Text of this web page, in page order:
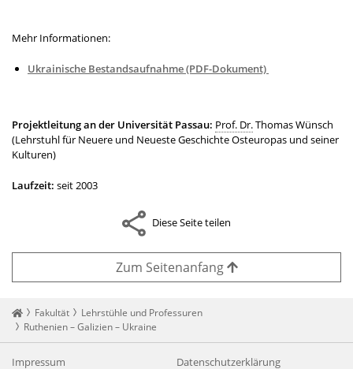
Mehr Informationen:
Ukrainische Bestandsaufnahme (PDF-Dokument)
Projektleitung an der Universität Passau: Prof. Dr.Thomas Wünsch
(Lehrstuhl für Neuere und Neueste Geschichte Osteuropas und seiner
Kulturen)
Laufzeit: seit 2003
Diese Seite teilen
Zum Seitenanfang
Startseite
Fakultät
Lehrstühle und Professuren
Ruthenien – Galizien – Ukraine
Impressum Datenschutzerklärung